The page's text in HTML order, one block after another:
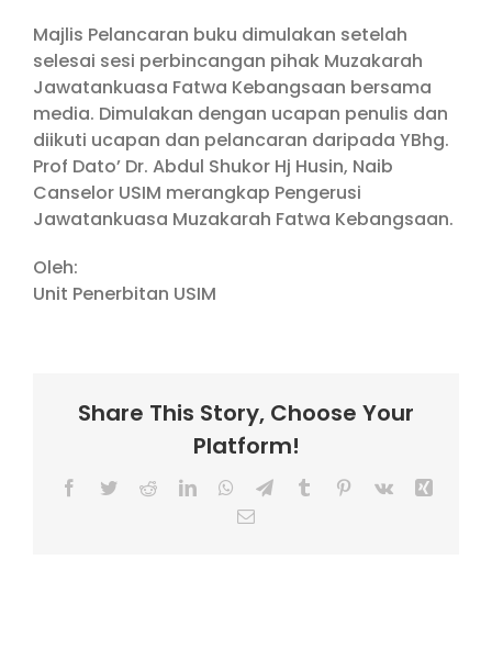
Majlis Pelancaran buku dimulakan setelah
selesai sesi perbincangan pihak Muzakarah
Jawatankuasa Fatwa Kebangsaan bersama
media. Dimulakan dengan ucapan penulis dan
diikuti ucapan dan pelancaran daripada YBhg.
Prof Dato’ Dr. Abdul Shukor Hj Husin, Naib
Canselor USIM merangkap Pengerusi
Jawatankuasa Muzakarah Fatwa Kebangsaan.
Oleh:
Unit Penerbitan USIM
Share This Story, Choose Your
Platform!
Facebook
TwitterRedditLinkedInWhatsApp
TelegramTumblr Pinterest
Vk
Email